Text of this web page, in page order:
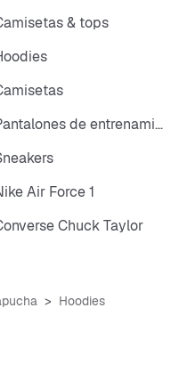
& tops
Pantalones de entrenamiento
Air Force 1
Chuck Taylor
Hoodies